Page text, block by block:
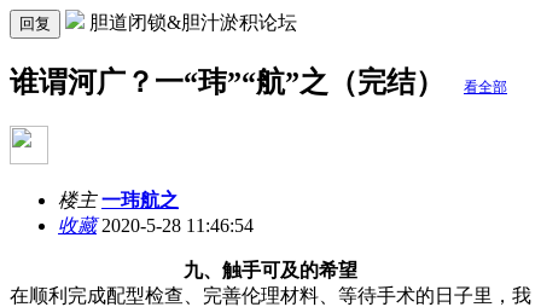
回复 胆道闭锁&胆汁淤积论坛
谁谓河广？一“玮”“航”之（完结） 看全部
楼主 一玮航之
收藏2020-5-28 11:46:54
九、触手可及的希望
在顺利完成配型检查、完善伦理材料、等待手术的日子里，我